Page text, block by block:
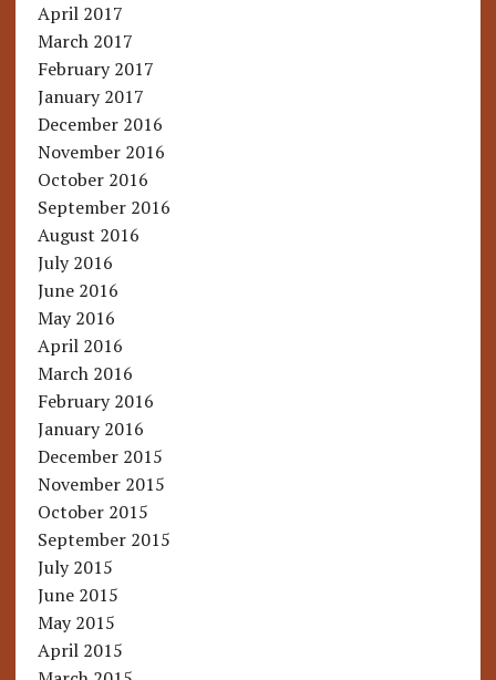
April 2017
March 2017
February 2017
January 2017
December 2016
November 2016
October 2016
September 2016
August 2016
July 2016
June 2016
May 2016
April 2016
March 2016
February 2016
January 2016
December 2015
November 2015
October 2015
September 2015
July 2015
June 2015
May 2015
April 2015